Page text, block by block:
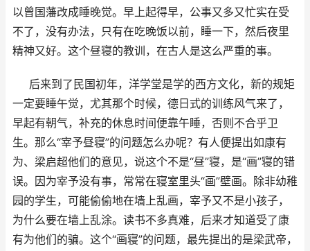
以曾国藩改成睡晚觉。早上起得早，公事又多又忙实在受
不了，没有办法，只有在吃晚饭以前，睡一下，然后夜里
精神又好。这个昼寝的教训，在古人是这么严重的事。
后来到了民国初年，洋学堂是学的西方文化，新的规矩
一定要睡午觉，尤其那个时候，德日式的训练风气来了，
早起有朝气，补充的休息时间便靠午睡，否则不合乎卫
生。那么“宰予昼寝”的问题怎么办呢？有人便提出如康有
为、梁启超他们的意见，说这个不是“昼”寝，是“画”寝的错
误。因为宰予没有事，常常在寝室里头“画”壁画。除非幼稚
园的学生，可能偷偷地在墙上乱画，宰予又不是小孩子，
为什么要在墙上乱涂。读书不多真难，后来才知道受了康
有为他们的骗。这个“画寝”的问题，最先提出的是梁武帝，